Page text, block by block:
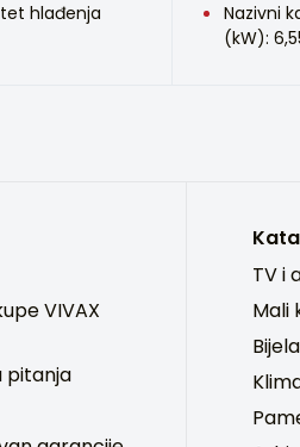
hlađenja
Nazivni
(kW):
VIVAX
pitanja
TV i
Mali